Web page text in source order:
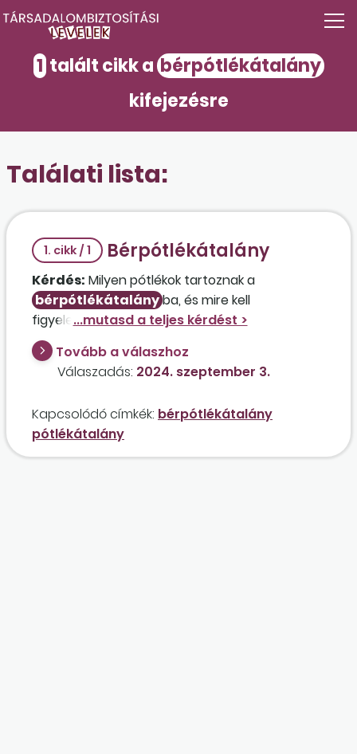
1talált cikk a bérpótlékátalány
kifejezésre
Találati lista:
1. cikk / 1 Bérpótlékátalány
Kérdés: Milyen pótlékok tartoznak a
bérpótlékátalányba, és mire kell
figyelemmel lenni az összeg
meghatározásakor?
Tovább a válaszhoz
Válaszadás: 2024. szeptember 3.
Kapcsolódó címkék: bérpótlékátalány
pótlékátalány